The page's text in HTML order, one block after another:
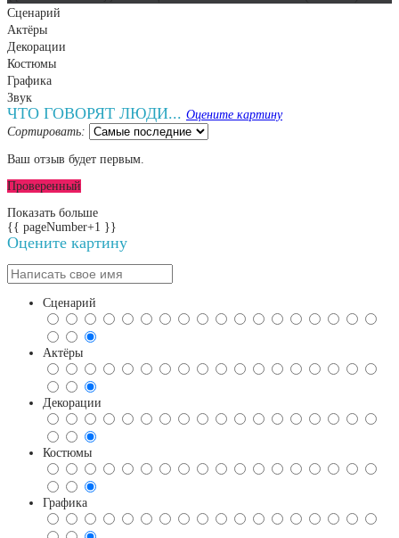
Сценарий
Актёры
Декорации
Костюмы
Графика
Звук
ЧТО ГОВОРЯТ ЛЮДИ... Оцените картину
Сортировать:
Ваш отзыв будет первым.
Проверенный
Показать больше
{{ pageNumber+1 }}
Оцените картину
Сценарий
Актёры
Декорации
Костюмы
Графика